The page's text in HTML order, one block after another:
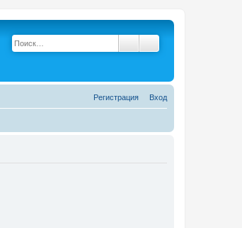
ПоискРасширенный
Вход
Регистрация